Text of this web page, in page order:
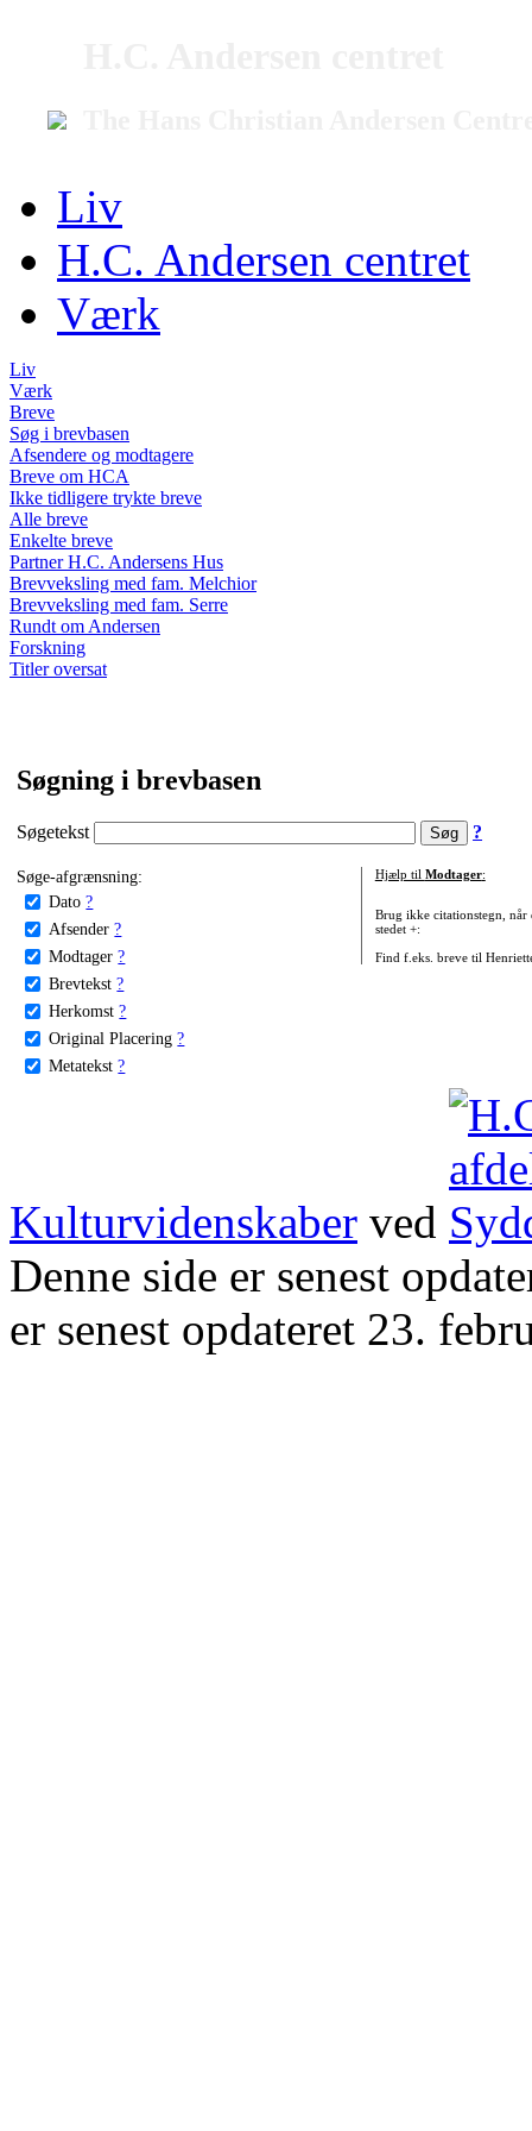
Liv
H.C. Andersen centret
Værk
Liv
Værk
Breve
Søg i brevbasen
Afsendere og modtagere
Breve om HCA
Ikke tidligere trykte breve
Alle breve
Enkelte breve
Partner H.C. Andersens Hus
Brevveksling med fam. Melchior
Brevveksling med fam. Serre
Rundt om Andersen
Forskning
Titler oversat
Søgning i brevbasen
Søgetekst ?
Søge-afgrænsning:
Dato ?
Afsender ?
Modtager ?
Brevtekst ?
Herkomst ?
Original Placering ?
Metatekst ?
Hjælp til Modtager:
Brug ikke citationstegn, når
stedet +:
Find f.eks. breve til
Kulturvidenskaber ved
Denne side er senest
er senest opdateret 23.